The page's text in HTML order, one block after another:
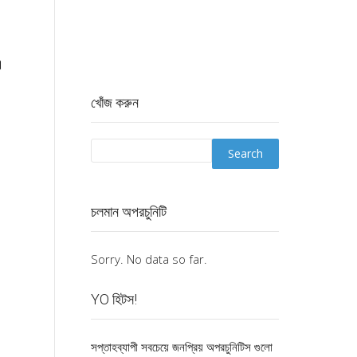
খোঁজ করুন
চলমান অপরচুনিটি
Sorry. No data so far.
YO হিটস!
সপ্তাহব্যাপী সবচেয়ে জনপ্রিয় অপরচুনিটিস গুলো